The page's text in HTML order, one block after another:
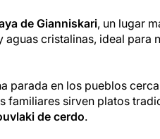
de Gianniskari, un lugar
aguas cristalinas, ideal para
parada en los pueblos
familiares sirven platos
de cerdo.